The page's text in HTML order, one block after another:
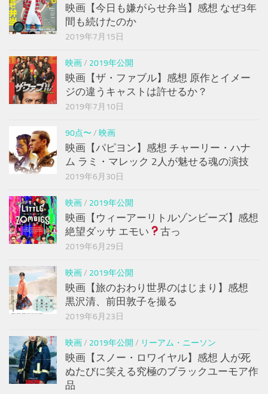
映画【今日も嫌がらせ弁当】感想 なぜ3年
間も続けたのか
2019年7月15日
映画/ 2019年公開
映画【ザ・ファブル】感想 原作とイメー
ジの違うキャストは許せるか？
2019年7月10日
90点〜 / 映画
映画【パピヨン】感想 チャーリー・ハナ
ム ラミ・マレック 2人が魅せる魂の演技
2019年6月30日
映画/ 2019年公開
映画【ウィーアーリトルゾンビーズ】感想
絶望ダッサ エモい
古っ
2019年6月29日
映画/ 2019年公開
映画【旅のおわり世界のはじまり】感想
黒沢清、前田敦子を撮る
2019年6月23日
映画/ 2019年公開 / リーアム・ニーソン
映画【スノー・ロワイヤル】感想 人が死
ぬたびに笑える究極のブラックユーモア作
品